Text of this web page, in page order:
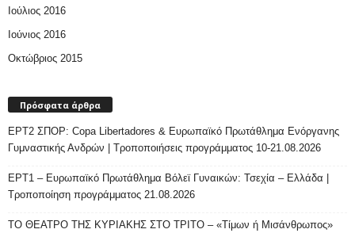
Ιούλιος 2016
Ιούνιος 2016
Οκτώβριος 2015
Πρόσφατα άρθρα
ΕΡΤ2 ΣΠΟΡ: Copa Libertadores & Ευρωπαϊκό Πρωτάθλημα Ενόργανης
Γυμναστικής Ανδρών | Τροποποιήσεις προγράμματος 10-21.08.2026
ΕΡΤ1 – Ευρωπαϊκό Πρωτάθλημα Βόλεϊ Γυναικών: Τσεχία – Ελλάδα |
Τροποποίηση προγράμματος 21.08.2026
ΤΟ ΘΕΑΤΡΟ ΤΗΣ ΚΥΡΙΑΚΗΣ ΣΤΟ ΤΡΙΤΟ – «Τίμων ή Μισάνθρωπος»